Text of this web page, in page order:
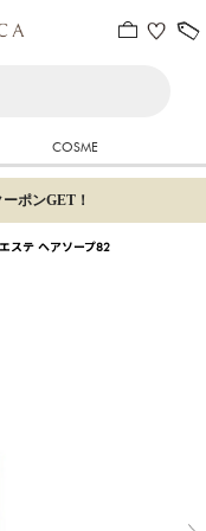
COSME
ポンGET！
ステ ヘアソープ82